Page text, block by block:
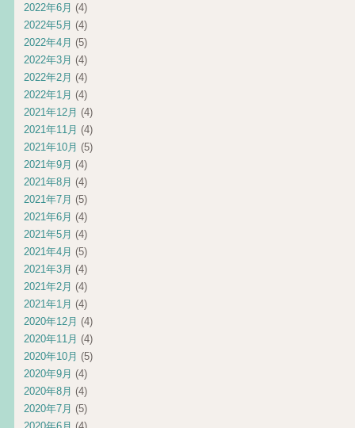
2022年6月 (4)
2022年5月 (4)
2022年4月 (5)
2022年3月 (4)
2022年2月 (4)
2022年1月 (4)
2021年12月 (4)
2021年11月 (4)
2021年10月 (5)
2021年9月 (4)
2021年8月 (4)
2021年7月 (5)
2021年6月 (4)
2021年5月 (4)
2021年4月 (5)
2021年3月 (4)
2021年2月 (4)
2021年1月 (4)
2020年12月 (4)
2020年11月 (4)
2020年10月 (5)
2020年9月 (4)
2020年8月 (4)
2020年7月 (5)